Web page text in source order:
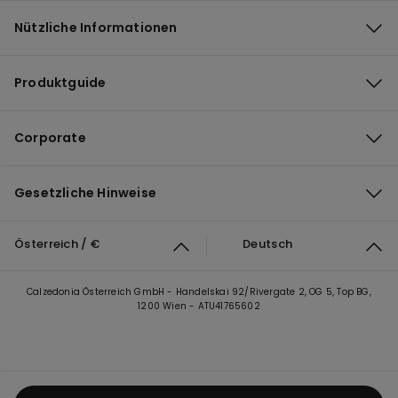
Nützliche Informationen
Produktguide
Corporate
Gesetzliche Hinweise
Österreich / € Deutsch
Calzedonia Österreich GmbH - Handelskai 92/Rivergate 2, OG 5, Top BG,
1200 Wien - ATU41765602